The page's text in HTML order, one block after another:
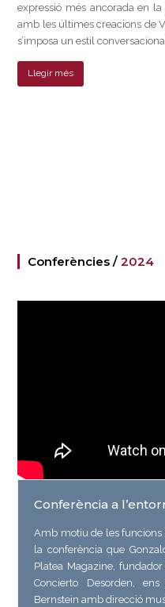
expressió més ancorada en
amb les últimes creacions de
s’imposa un estil
Llegir més
Conferències /2024
Conferència a
Amb motiu de les funcions
la conferència que
Platea Magazine,
Concierto Desorden,
Bernstein amb direcció